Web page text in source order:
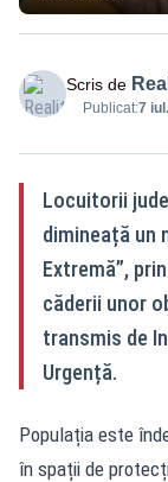
Scris de
Publicat:7
Locuitorii
dimineață un
Extremă”,
căderii unor
transmis de
Urgență.
Populația este
în spații de